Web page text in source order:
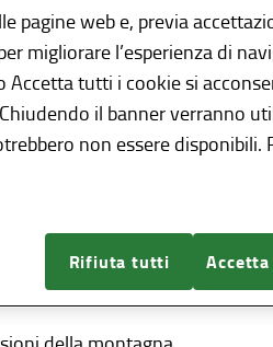
2026).
pagine web e, previa
migliorare l’esperienza di
tutti i cookie si
il banner verranno
non essere disponibili.
Rifiuta tutti